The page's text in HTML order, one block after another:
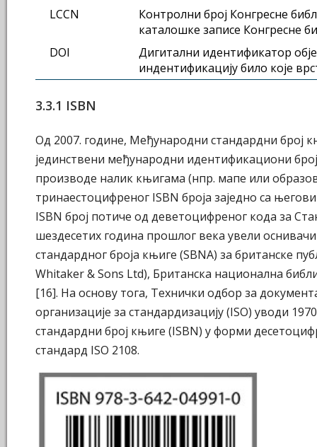
LCCN
Контролни број Конгресне
каталошке записе Конгресне
DOI
Дигитални идентификатор
индентификацију било које
3.3.1 ISBN
Од 2007. године, Међународни стандардни број
јединствени међународни идентификациони
производе налик књигама (нпр. мапе или
тринаестоцифреног ISBN броја заједно са
ISBN број потиче од деветоцифреног кода за
шездесетих година прошлог века увели
стандардног броја књиге (SBNA) за британске
Whitaker & Sons Ltd), Британска национална
[16]. На основу тога, Технички одбор за
организације за стандардизацију (ISO) уводи
стандардни број књиге (ISBN) у форми
стандард ISO 2108.